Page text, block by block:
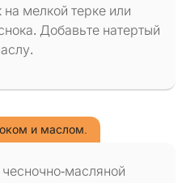
на мелкой терке или
Добавьте натертый
и маслом.
масляной